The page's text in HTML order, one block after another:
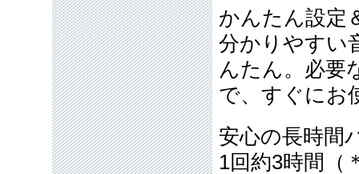
かんたん設定
分かりやすい
んたん。必要
で、すぐにお
安心の長時間
1回約3時間（